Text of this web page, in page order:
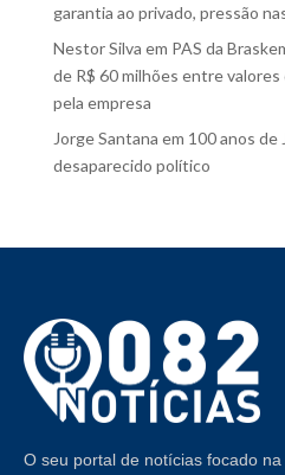
garantia ao privado, pressão
Nestor Silva em PAS da
de R$ 60 milhões entre
pela empresa
Jorge Santana em 100 anos de
desaparecido político
O seu portal de notícias focado